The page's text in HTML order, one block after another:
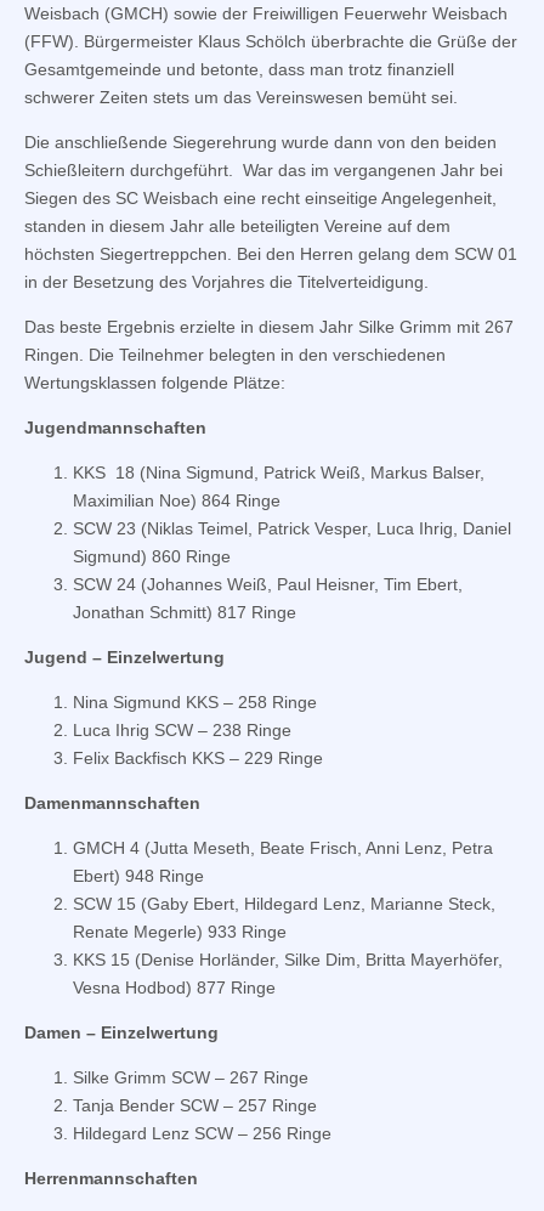
Weisbach (GMCH) sowie der Freiwilligen Feuerwehr Weisbach
(FFW). Bürgermeister Klaus Schölch überbrachte die Grüße der
Gesamtgemeinde und betonte, dass man trotz finanziell
schwerer Zeiten stets um das Vereinswesen bemüht sei.
Die anschließende Siegerehrung wurde dann von den beiden
Schießleitern durchgeführt. War das im vergangenen Jahr bei
Siegen des SC Weisbach eine recht einseitige Angelegenheit,
standen in diesem Jahr alle beteiligten Vereine auf dem
höchsten Siegertreppchen. Bei den Herren gelang dem SCW 01
in der Besetzung des Vorjahres die Titelverteidigung.
Das beste Ergebnis erzielte in diesem Jahr Silke Grimm mit 267
Ringen. Die Teilnehmer belegten in den verschiedenen
Wertungsklassen folgende Plätze:
Jugendmannschaften
KKS 18 (Nina Sigmund, Patrick Weiß, Markus Balser,
Maximilian Noe) 864 Ringe
SCW 23 (Niklas Teimel, Patrick Vesper, Luca Ihrig, Daniel
Sigmund) 860 Ringe
SCW 24 (Johannes Weiß, Paul Heisner, Tim Ebert,
Jonathan Schmitt) 817 Ringe
Jugend – Einzelwertung
Nina Sigmund KKS – 258 Ringe
Luca Ihrig SCW – 238 Ringe
Felix Backfisch KKS – 229 Ringe
Damenmannschaften
GMCH 4 (Jutta Meseth, Beate Frisch, Anni Lenz, Petra
Ebert) 948 Ringe
SCW 15 (Gaby Ebert, Hildegard Lenz, Marianne Steck,
Renate Megerle) 933 Ringe
KKS 15 (Denise Horländer, Silke Dim, Britta Mayerhöfer,
Vesna Hodbod) 877 Ringe
Damen – Einzelwertung
Silke Grimm SCW – 267 Ringe
Tanja Bender SCW – 257 Ringe
Hildegard Lenz SCW – 256 Ringe
Herrenmannschaften